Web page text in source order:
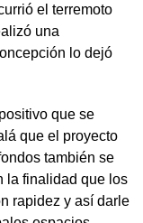
el terremoto
una
lo dejó
que se
que el proyecto
también se
la finalidad que los
rapidez y así darle